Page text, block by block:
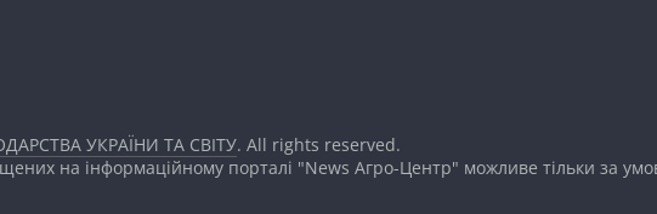
УКРАЇНИ ТА СВІТУ. All rights reserved.
на інформаційному порталі "News Агро-Центр" можливе тільки за